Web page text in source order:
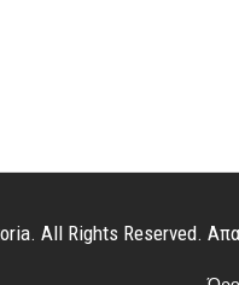
All Rights Reserved.